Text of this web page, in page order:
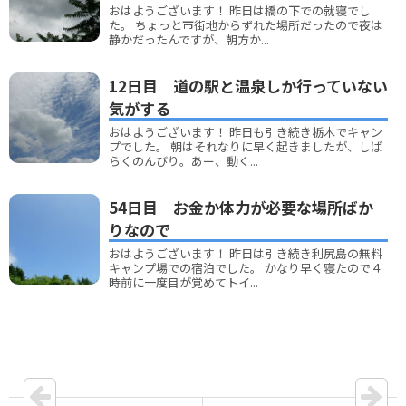
おはようございます！ 昨日は橋の下での就寝でし
た。 ちょっと市街地からずれた場所だったので夜は
静かだったんですが、朝方か...
12日目 道の駅と温泉しか行っていない
気がする
おはようございます！ 昨日も引き続き栃木でキャン
プでした。 朝はそれなりに早く起きましたが、しば
らくのんびり。あー、動く...
54日目 お金か体力が必要な場所ばか
りなので
おはようございます！ 昨日は引き続き利尻島の無料
キャンプ場での宿泊でした。 かなり早く寝たので４
時前に一度目が覚めてトイ...